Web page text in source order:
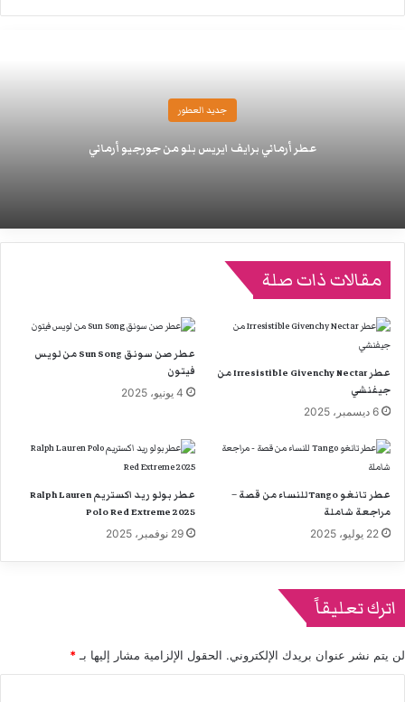
جديد العطور
عطر أرماني برايف ايريس بلو من جورجيو أرماني
مقالات ذات صلة
عطر Irresistible Givenchy Nectar من
جيفنشي
6 ديسمبر، 2025
عطر صن سونق Sun Song من لويس
فيتون
4 يونيو، 2025
عطر تانغو Tango للنساء من قصة –
مراجعة شاملة
22 يوليو، 2025
عطر بولو ريد اكستريم Ralph Lauren
Polo Red Extreme 2025
29 نوفمبر، 2025
اترك تعليقاً
لن يتم نشر عنوان بريدك الإلكتروني. الحقول الإلزامية مشار إليها بـ*